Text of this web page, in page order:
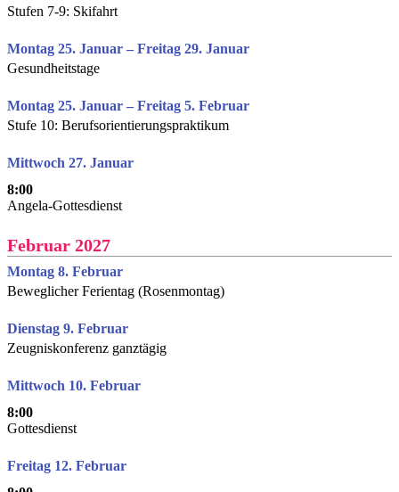
Stufen 7-9: Skifahrt
Montag 25. Januar – Freitag 29. Januar
Gesundheitstage
Montag 25. Januar – Freitag 5. Februar
Stufe 10: Berufsorientierungspraktikum
Mittwoch 27. Januar
8:00
Angela-Gottesdienst
Februar 2027
Montag 8. Februar
Beweglicher Ferientag (Rosenmontag)
Dienstag 9. Februar
Zeugniskonferenz ganztägig
Mittwoch 10. Februar
8:00
Gottesdienst
Freitag 12. Februar